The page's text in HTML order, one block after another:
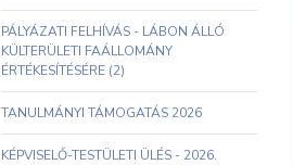
PÁLYÁZATI FELHÍVÁS - LÁBON ÁLLÓ
KÜLTERÜLETI FAÁLLOMÁNY
ÉRTÉKESÍTÉSÉRE (2)
TANULMÁNYI TÁMOGATÁS 2026
KÉPVISELŐ-TESTÜLETI ÜLÉS - 2026.